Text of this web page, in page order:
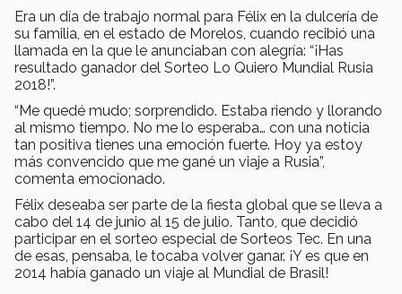
Era un día de trabajo normal para Félix en la dulcería de
su familia, en el estado de Morelos, cuando recibió una
llamada en la que le anunciaban con alegría: “¡Has
resultado ganador del Sorteo Lo Quiero Mundial Rusia
2018!”.
“Me quedé mudo; sorprendido. Estaba riendo y llorando
al mismo tiempo. No me lo esperaba… con una noticia
tan positiva tienes una emoción fuerte. Hoy ya estoy
más convencido que me gané un viaje a Rusia”,
comenta emocionado.
Félix deseaba ser parte de la fiesta global que se lleva a
cabo del 14 de junio al 15 de julio. Tanto, que decidió
participar en el sorteo especial de Sorteos Tec. En una
de esas, pensaba, le tocaba volver ganar. ¡Y es que en
2014 había ganado un viaje al Mundial de Brasil!